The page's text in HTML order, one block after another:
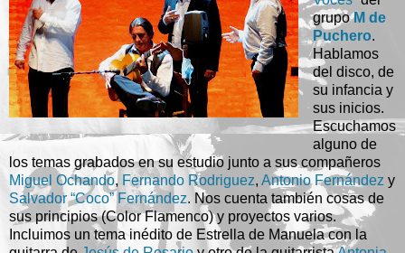
grupoM de
Puchero.
Hablamos
del disco, de
su infancia y
sus inicios.
Escuchamos
alguno de
los temas grabados en su estudio junto a sus compañeros
Miguel Ochando, Fernando Rodriguez, Antonio Fernández y
Salvador “Coco” Fernández. Nos cuenta también cosas de
sus principios (Color Flamenco) y proyectos varios.
Incluimos un tema inédito de Estrella de Manuela con la